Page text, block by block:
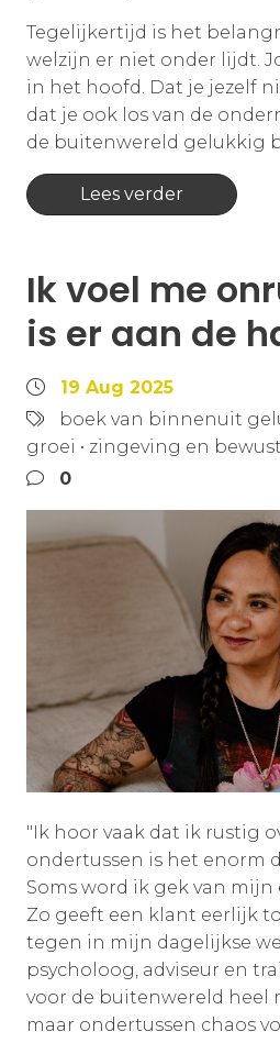
Tegelijkertijd is het
welzijn er niet onder lijdt.
in het hoofd. Dat je jezelf
dat je ook los van de
de buitenwereld gelukkig
Lees verder
Ik voel me
is er aan de
19 Aug 2025
boek van binnenuit
groei • zingeving en
0
"Ik hoor vaak dat ik rustig
ondertussen is het enorm
Soms word ik gek van
Zo geeft een klant eerlijk
tegen in mijn dagelijkse
psycholoog, adviseur en
voor de buitenwereld heel
maar ondertussen chaos